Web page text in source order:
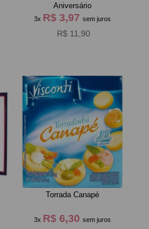
Aniversário
3x R$ 3,97sem juros
R$ 11,90
Torrada Canapé
3x R$ 6,30sem juros